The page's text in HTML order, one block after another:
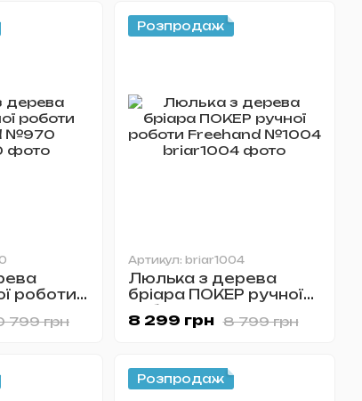
роботи
799 грн
Розпродаж
Артикул: briar1004
Люлька з дерева
бріара ПОКЕР ручної
роботи Freehand
№1004
8 799 грн
8 299 грн
Розпродаж